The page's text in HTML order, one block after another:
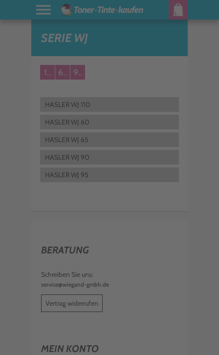
SERIE WJ
1.. 6.. 9..
HASLER WJ 110
HASLER WJ 60
HASLER WJ 65
HASLER WJ 90
HASLER WJ 95
BERATUNG
Schreiben Sie uns:
service@wiegand-gmbh.de
Vertrag widerrufen
MEIN KONTO